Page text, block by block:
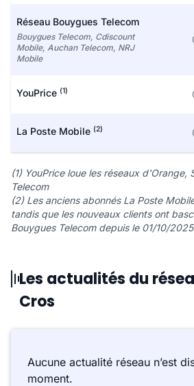
Réseau Bouygues Telecom
Bouygues Telecom, Cdiscount
Mobile, Auchan Telecom, NRJ
Mobile
YouPrice (1)
La Poste Mobile (2)
(1) YouPrice loue les réseaux d'Orange,
Telecom
(2) Les anciens abonnés La Poste
tandis que les nouveaux clients ont
Bouygues Telecom depuis le 01/10/2025
Les actualités du
Cros
Aucune actualité réseau n’est
moment.